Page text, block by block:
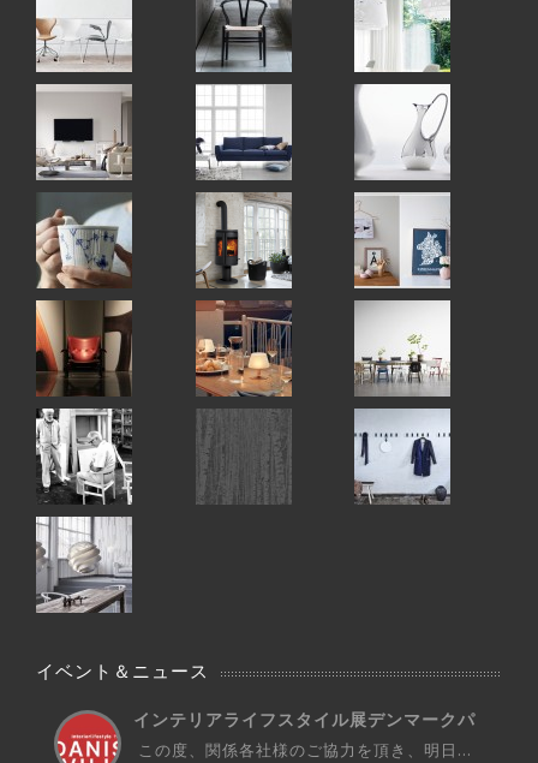
イベント＆ニュース
インテリアライフスタイル展デンマークパ
この度、関係各社様のご協力を頂き、明日...